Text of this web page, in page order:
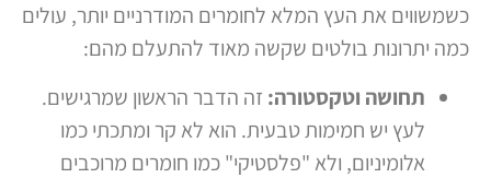
כשמשווים את העץ המלא לחומרים המודרניים יותר, עולים
כמה יתרונות בולטים שקשה מאוד להתעלם מהם:
תחושה וטקסטורה:זה הדבר הראשון שמרגישים.
לעץ יש חמימות טבעית. הוא לא קר ומתכתי כמו
אלומיניום, ולא "פלסטיקי" כמו חומרים מרוכבים